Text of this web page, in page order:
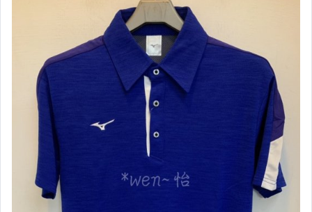
【IDIEN】專區
【ASICS、adidas】男服飾
【ASICS、adidas】女服飾
【ASICS亞瑟士】男慢跑鞋&路跑鞋款
【ASICS亞瑟士】女慢跑&路跑鞋款
【Mizuno】男女款排羽桌球系列商品